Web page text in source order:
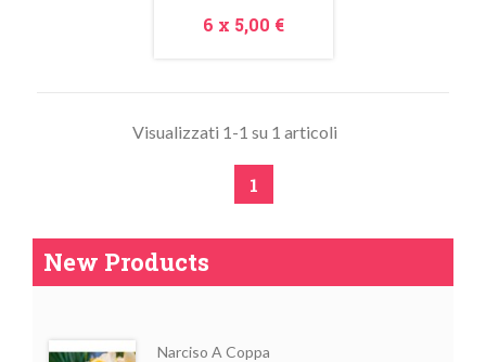
Prezzo
6 x 5,00 €
Visualizzati 1-1 su 1 articoli
1
New Products
Narciso A Coppa